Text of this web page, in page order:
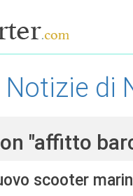
Notizie di
"affitto
scooter